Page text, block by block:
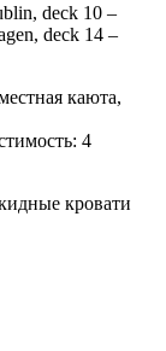
deck 10 –
deck 14 –
каюта,
4
кровати